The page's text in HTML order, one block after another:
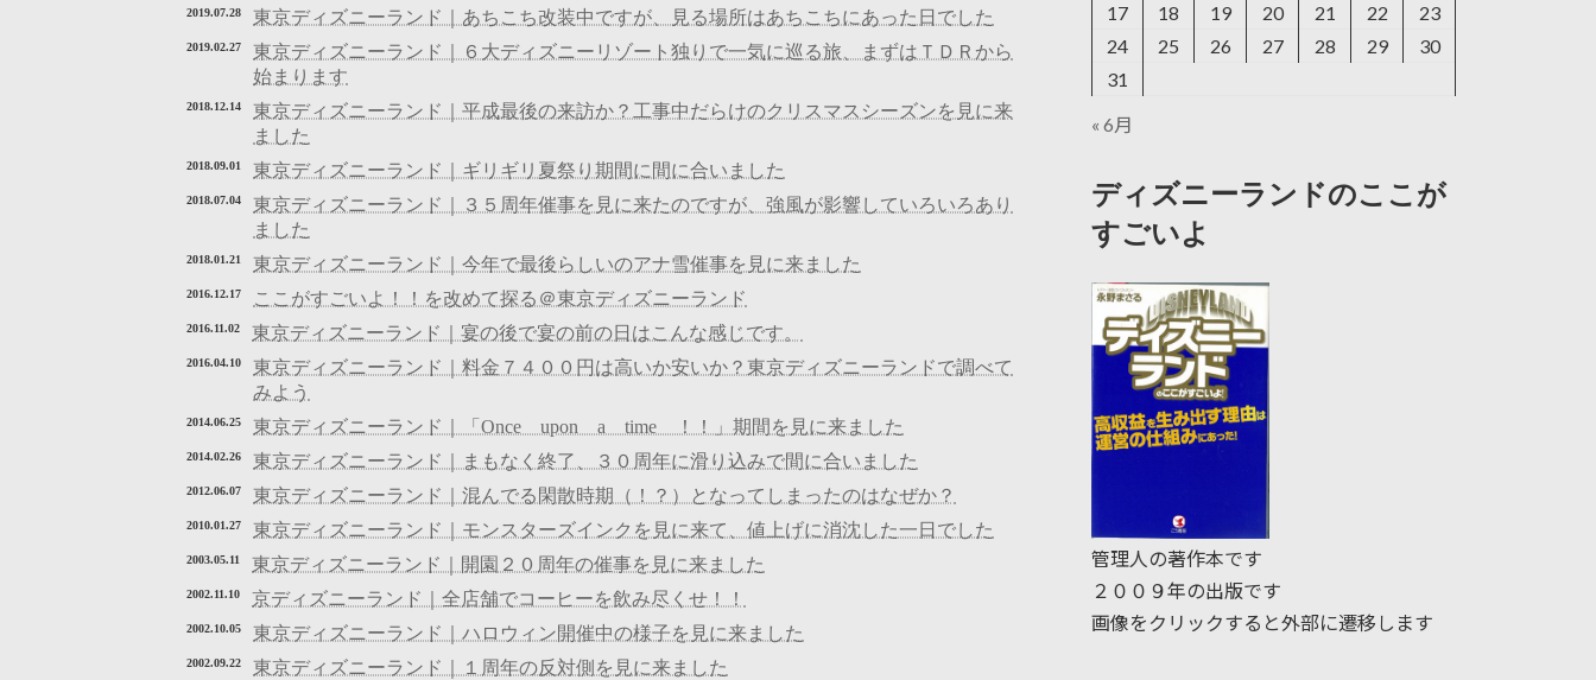
東京ディズニーランド｜あちこち改装中ですが、見る場所はあちこちにあった日でした
2019.07.28
東京ディズニーランド｜６大ディズニーリゾート独りで一気に巡る旅、まずはＴＤＲから
始まります
2019.02.27
東京ディズニーランド｜平成最後の来訪か？工事中だらけのクリスマスシーズンを見に来
ました
2018.12.14
東京ディズニーランド｜ギリギリ夏祭り期間に間に合いました
2018.09.01
東京ディズニーランド｜３５周年催事を見に来たのですが、強風が影響していろいろあり
ました
2018.07.04
東京ディズニーランド｜今年で最後らしいのアナ雪催事を見に来ました
2018.01.21
ここがすごいよ！！を改めて探る＠東京ディズニーランド
2016.12.17
東京ディズニーランド｜宴の後で宴の前の日はこんな感じです。
2016.11.02
東京ディズニーランド｜料金７４００円は高いか安いか？東京ディズニーランドで調べて
みよう
2016.04.10
東京ディズニーランド｜「Once upon a time ！！」期間を見に来ました
2014.06.25
東京ディズニーランド｜まもなく終了、３０周年に滑り込みで間に合いました
2014.02.26
東京ディズニーランド｜混んでる閑散時期（！？）となってしまったのはなぜか？
2012.06.07
東京ディズニーランド｜モンスターズインクを見に来て、値上げに消沈した一日でした
2010.01.27
東京ディズニーランド｜開園２０周年の催事を見に来ました
2003.05.11
京ディズニーランド｜全店舗でコーヒーを飲み尽くせ！！
2002.11.10
東京ディズニーランド｜ハロウィン開催中の様子を見に来ました
2002.10.05
東京ディズニーランド｜１周年の反対側を見に来ました
2002.09.22
17
18 19 20 21 22
23
24
25 26 27 28 29
30
31
« 6月
ディズニーランドのここが
すごいよ
管理人の著作本です
２００９年の出版です
画像をクリックすると外部に遷移します